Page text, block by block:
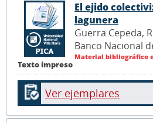
Texto impreso
El ejido
lagunera
Guerra Cepeda,
Banco Nacional
Material bibliográfico
Ver ejemplares